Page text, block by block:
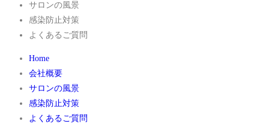
サロンの風景
感染防止対策
よくあるご質問
Home
会社概要
サロンの風景
感染防止対策
よくあるご質問